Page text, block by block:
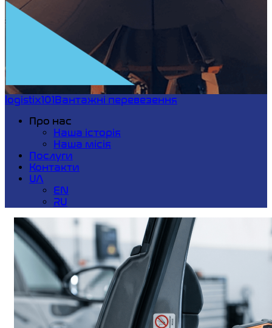
logistix101Вантажні перевезення
Про нас
Наша історія
Наша місія
Послуги
Контакти
UA
EN
RU